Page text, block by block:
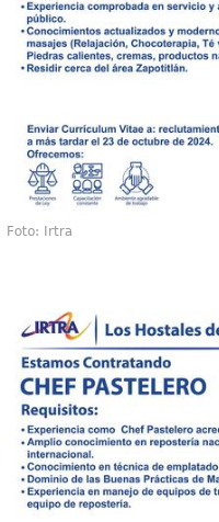
Foto: Irtra